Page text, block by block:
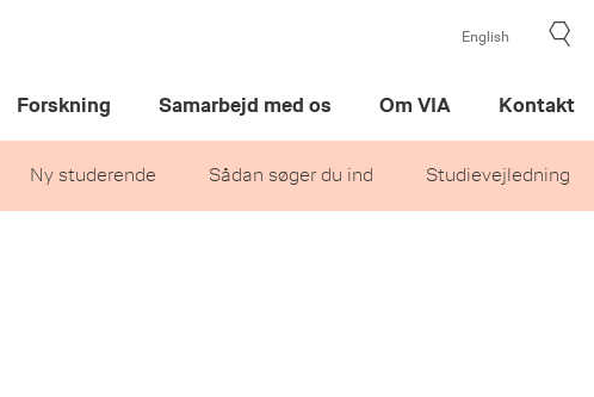
English
Ny studerende Sådan søger du ind Studievejledning
Forskning Samarbejd med os Om VIA Kontakt